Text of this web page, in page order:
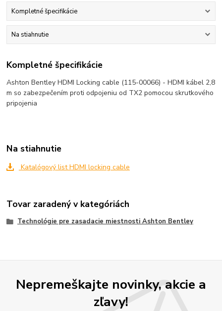
Kompletné špecifikácie
Na stiahnutie
Kompletné špecifikácie
Ashton Bentley HDMI Locking cable (115-00066) - HDMI kábel 2,8
m so zabezpečením proti odpojeniu od TX2 pomocou skrutkového
pripojenia
Na stiahnutie
Katalógový list HDMI locking cable
Tovar zaradený v kategóriách
Technológie pre zasadacie miestnosti Ashton Bentley
Nepremeškajte novinky, akcie a
zľavy!